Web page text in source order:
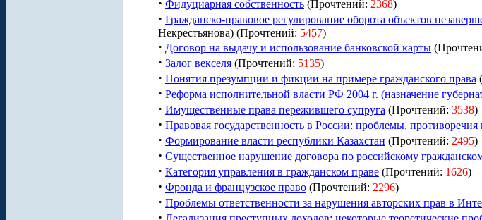
· Фидуциарная собственность (Прочтений: 2368)
· Гражданско-правовое регулирование оборота объектов
Некрестьянова) (Прочтений: 5457)
· Договор на выдачу и использование банковской карты
· Залог векселя (Прочтений: 5135)
· Понятия презумпции и фикции на примере гражданского права
· Реформа исполнительной власти РФ 2004 г. (назначение
· Имущественные права пережившего супруга (Прочтений: 3538)
· Правовая государственность в России: проблемы,
· Формирование власти республики Казахстан (Прочтений: 2495)
· Cущественное нарушение договора по российскому
· Категория управления в гражданском праве (Прочтений: 1626)
· Фронда и французское право (Прочтений: 2296)
· Проблемы ответственности за нарушения авторских прав в